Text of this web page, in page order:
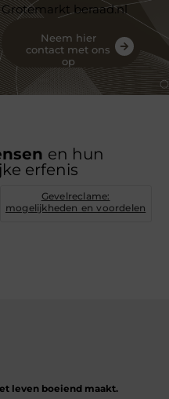
Grotemarkt beraad.nl
Neem hier
contact met ons
op
en hun
erfenis
Gevelreclame:
mogelijkheden en voordelen
leven boeiend maakt.